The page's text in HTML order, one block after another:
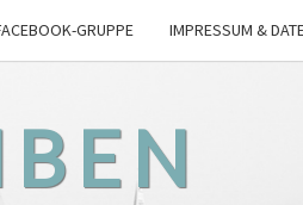
GRUPPE IMPRESSUM &